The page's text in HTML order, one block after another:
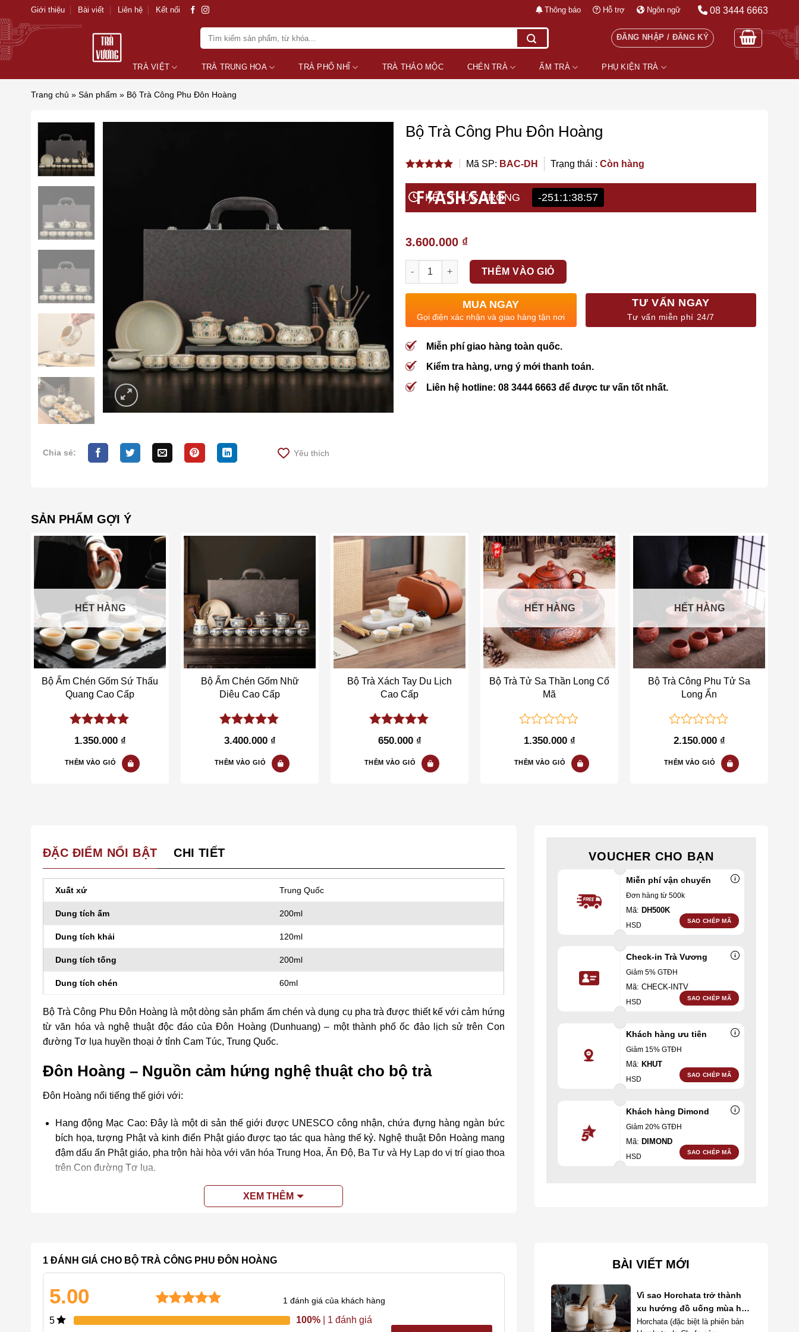
to
content
Giới thiệu Bài viết Liên hệ Kết nối Thông báo Hỗ trợ Ngôn ngữ 08 3444 6663
Tìm
ĐĂNG NHẬP / ĐĂNG KÝ
TRÀ VIỆT TRÀ TRUNG HOA TRÀ PHỔ NHĨ TRÀ THẢO MỘC CHÉN TRÀ ẤM TRÀ PHỤ KIỆN TRÀ
Trang chủ » Sản phẩm » Bộ Trà Công Phu Đôn Hoàng
Chia sẻ: Yêu thích
Bộ Trà Công Phu Đôn Hoàng
Mã SP: BAC-DH Trạng thái : Còn hàng
KẾT THÚC TRONG -251:1:38:55
3.600.000 ₫
Số lượng
THÊM VÀO GIỎ
MUA NGAY
Gọi điện xác nhận và giao hàng tận nơi
TƯ VẤN NGAY
Tư vấn miễn phí 24/7
Miễn phí giao hàng toàn quốc.
Kiểm tra hàng, ưng ý mới thanh toán.
Liên hệ hotline: 08 3444 6663 để được tư vấn tốt nhất.
SẢN PHẨM GỢI Ý
Add to wishlist
HẾT HÀNG
Bộ Ấm Chén Gốm Sứ Thấu
Quang Cao Cấp
5.00out of
1.350.000 ₫
THÊM VÀO GIỎ
Add to wishlist
Bộ Ấm Chén Gốm Nhữ
Diêu Cao Cấp
5.00out of
3.400.000 ₫
THÊM VÀO GIỎ
Add to wishlist
Bộ Trà Xách Tay Du Lịch
Cao Cấp
5.00out of
650.000 ₫
THÊM VÀO GIỎ
Add to wishlist
HẾT HÀNG
Bộ Trà Tử Sa Thần Long Cổ
Mã
0
of
1.350.000 ₫
THÊM VÀO GIỎ
Add to wishlist
HẾT HÀNG
Bộ Trà Công Phu Tử Sa
Long Ẩn
0
of
2.150.000 ₫
THÊM VÀO GIỎ
ĐẶC ĐIỂM NỔI BẬT CHI TIẾT
Xuất xứ Trung Quốc
Dung tích ấm 200ml
Dung tích khải 120ml
Dung tích tống 200ml
Dung tích chén 60ml
Bộ Trà Công Phu Đôn Hoàng là một dòng sản phẩm ấm chén và dụng cụ pha trà được thiết kế với cảm hứng
từ văn hóa và nghệ thuật độc đáo của Đôn Hoàng (Dunhuang) – một thành phố ốc đảo lịch sử trên Con
đường Tơ lụa huyền thoại ở tỉnh Cam Túc, Trung Quốc.
Đôn Hoàng – Nguồn cảm hứng nghệ thuật cho bộ trà
Đôn Hoàng nổi tiếng thế giới với:
Hang động Mạc Cao: Đây là một di sản thế giới được UNESCO công nhận, chứa đựng hàng ngàn bức
bích họa, tượng Phật và kinh điển Phật giáo được tạo tác qua hàng thế kỷ. Nghệ thuật Đôn Hoàng mang
đậm dấu ấn Phật giáo, pha trộn hài hòa với văn hóa Trung Hoa, Ấn Độ, Ba Tư và Hy Lạp do vị trí giao thoa
trên Con đường Tơ lụa.
Vẻ đẹp hoang sơ của sa mạc: Đôn Hoàng nằm giữa sa mạc Gobi rộng lớn, với những cồn cát hùng vĩ và
cảnh quan thiên nhiên độc đáo như Nguyệt Nha Tuyền (Hồ Bán Nguyệt).
Đặc điểm nổi bật của Bộ Trà Công Phu Đôn Hoàng
Họa tiết đặc trưng: Điểm nhấn chính của bộ trà này là các họa tiết được lấy cảm hứng từ những bức bích họa
Vạn Phật, Phi Thiên (apsara bay lượn), hình tượng Phật giáo, hoặc các hoa văn cổ điển tìm thấy trong hang
động Mạc Cao. Những họa tiết này thường được vẽ tay tỉ mỉ hoặc khắc họa tinh xảo, mang đến vẻ đẹp thanh
XEM THÊM
VOUCHER CHO BẠN
Miễn phí vận chuyển
Đơn hàng từ 500k
Mã: DH500K
HSD
SAO CHÉP MÃ
Check-in Trà Vương
Giảm 5% GTĐH
Mã: CHECK-INTV
HSD
SAO CHÉP MÃ
Khách hàng ưu tiên
Giảm 15% GTĐH
Mã: KHUT
HSD
SAO CHÉP MÃ
Khách hàng Dimond
Giảm 20% GTĐH
Mã:DIMOND
HSD
SAO CHÉP MÃ
1 ĐÁNH GIÁ CHO BỘ TRÀ CÔNG PHU ĐÔN HOÀNG
5.00
5.00trên 5
1
1 đánh giá của khách hàng
5 100%| 1 đánh giá
BÀI VIẾT MỚI
Vì sao Horchata trở thành
xu hướng đồ uống mùa hè
năm 2026?
Horchata (đặc biệt là phiên bản